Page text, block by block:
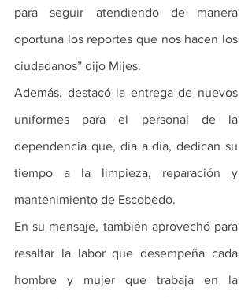
para seguir atendiendo de manera
oportuna los reportes que nos hacen los
ciudadanos” dijo Mijes.
Además, destacó la entrega de nuevos
uniformes para el personal de la
dependencia que, día a día, dedican su
tiempo a la limpieza, reparación y
mantenimiento de Escobedo.
En su mensaje, también aprovechó para
resaltar la labor que desempeña cada
hombre y mujer que trabaja en la